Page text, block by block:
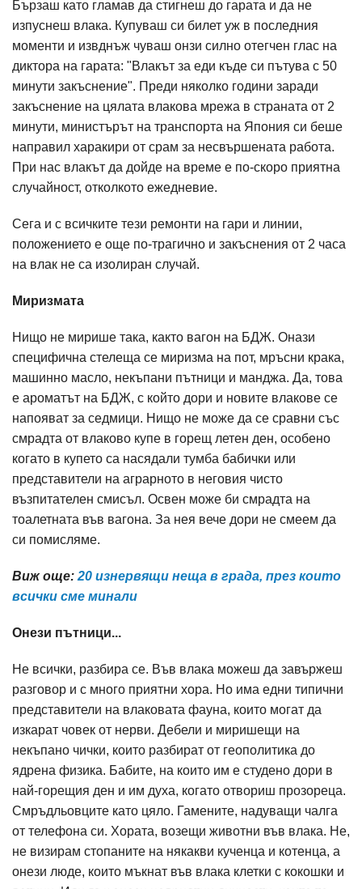
Бързаш като гламав да стигнеш до гарата и да не
изпуснеш влака. Купуваш си билет уж в последния
моменти и извднъж чуваш онзи силно отегчен глас на
диктора на гарата: "Влакът за еди къде си пътува с 50
минути закъснение". Преди няколко години заради
закъснение на цялата влакова мрежа в страната от 2
минути, министърът на транспорта на Япония си беше
направил харакири от срам за несвършената работа.
При нас влакът да дойде на време е по-скоро приятна
случайност, отколкото ежедневие.
Сега и с всичките тези ремонти на гари и линии,
положението е още по-трагично и закъснения от 2 часа
на влак не са изолиран случай.
Миризмата
Нищо не мирише така, както вагон на БДЖ. Онази
специфична стелеща се миризма на пот, мръсни крака,
машинно масло, некъпани пътници и манджа. Да, това
е ароматът на БДЖ, с който дори и новите влакове се
напояват за седмици. Нищо не може да се сравни със
смрадта от влаково купе в горещ летен ден, особено
когато в купето са насядали тумба бабички или
представители на аграрното в неговия чисто
възпитателен смисъл. Освен може би смрадта на
тоалетната във вагона. За нея вече дори не смеем да
си помисляме.
Виж още: 20 изнервящи неща в града, през които
всички сме минали
Онези пътници...
Не всички, разбира се. Във влака можеш да завържеш
разговор и с много приятни хора. Но има едни типични
представители на влаковата фауна, които могат да
изкарат човек от нерви. Дебели и миришещи на
некъпано чички, които разбират от геополитика до
ядрена физика. Бабите, на които им е студено дори в
най-горещия ден и им духа, когато отвориш прозореца.
Смръдльовците като цяло. Гамените, надуващи чалга
от телефона си. Хората, возещи животни във влака. Не,
не визирам стопаните на някакви кученца и котенца, а
онези люде, които мъкнат във влака клетки с кокошки и